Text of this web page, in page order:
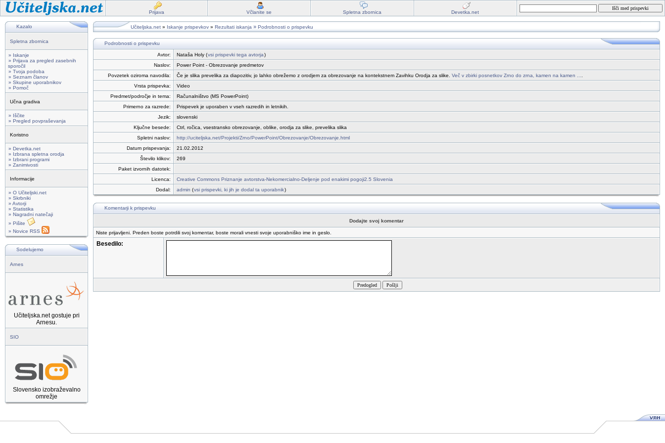
Prijava Včlanite se Spletna zbornica Devetka.net
Kazalo
Spletna zbornica
» Iskanje
» Prijava za pregled zasebnih
sporočil
» Tvoja podoba
» Seznam članov
» Skupine uporabnikov
» Pomoč
Učna gradiva
» Iščite
» Pregled povpraševanja
Koristno
» Devetka.net
» Izbrana spletna orodja
» Izbrani programi
» Zanimivosti
Informacije
» O Učiteljski.net
» Skrbniki
» Avtorji
» Statistika
» Nagradni natečaji
» Pišite
» Novice RSS
Sodelujemo
Arnes
Učiteljska.net gostuje pri
Arnesu.
SIO
Slovensko izobraževalno
omrežje
Učiteljska.net » Iskanje prispevkov » Rezultati iskanja » Podrobnosti o prispevku
Podrobnosti o prispevku
Avtor: Nataša Holy (vsi prispevki tega avtorja)
Naslov:
Power Point - Obrezovanje predmetov
Povzetek oziroma navodila:
Če je slika prevelika za diapozitiv, jo lahko obrežemo z orodjem za obrezovanje na kontekstnem Zavihku Orodja za slike. Več v zbirki posnetkov Zrno do zrna, kamen na kamen ...
Vrsta prispevka:
Video
Predmet/področje in tema:
Računalništvo (MS PowerPoint)
Primerno za razrede:
Prispevek je uporaben v vseh razredih in letnikih.
Jezik:
slovenski
Ključne besede:
Ctrl, ročica, vsestransko obrezovanje, oblike, orodja za slike, prevelika slika
Spletni naslov:
http://uciteljska.net/Projekti/Zrno/PowerPoint/Obrezovanje/Obrezovanje.html
Datum prispevanja:
21.02.2012
Število klikov:
269
Paket izvornih datotek:
Licenca:
Creative Commons Priznanje avtorstva-Nekomercialno-Deljenje pod enakimi pogoji2.5 Slovenia
Dodal:
admin (vsi prispevki, ki jih je dodal ta uporabnik)
Komentarji k prispevku
Dodajte svoj komentar
Niste prijavljeni. Preden boste potrdili svoj komentar, boste morali vnesti svoje uporabniško ime in geslo.
Besedilo: